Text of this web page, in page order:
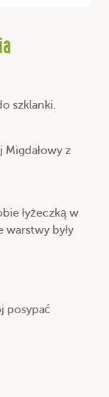
szklanki.
z
łyżeczką w
warstwy były
posypać